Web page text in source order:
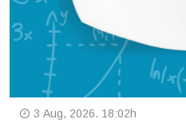
3 Aug, 2026. 18:02h